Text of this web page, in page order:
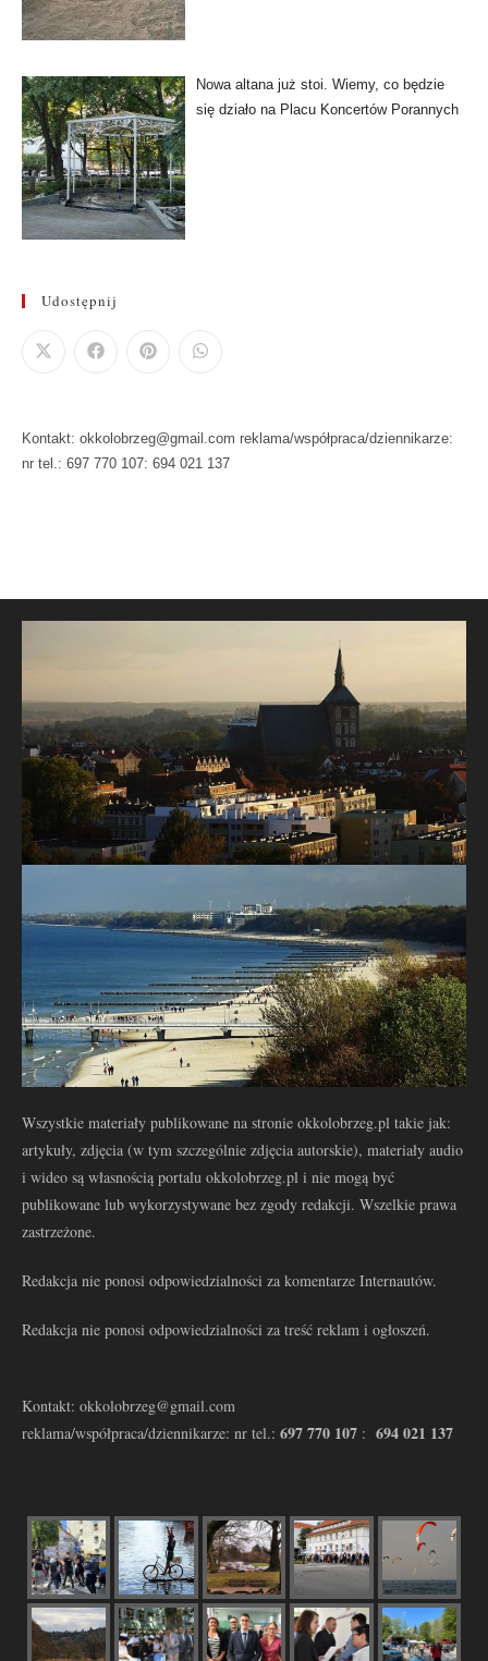
Nowa altana już stoi. Wiemy, co będzie
się działo na Placu Koncertów Porannych
Udostępnij
Kontakt: okkolobrzeg@gmail.com reklama/współpraca/dziennikarze:
nr tel.: 697 770 107: 694 021 137
Wszystkie materiały publikowane na stronie okkolobrzeg.pl takie jak:
artykuły, zdjęcia (w tym szczególnie zdjęcia autorskie), materiały audio
i wideo są własnością portalu okkolobrzeg.pl i nie mogą być
publikowane lub wykorzystywane bez zgody redakcji. Wszelkie prawa
zastrzeżone.
Redakcja nie ponosi odpowiedzialności za komentarze Internautów.
Redakcja nie ponosi odpowiedzialności za treść reklam i ogłoszeń.
Kontakt: okkolobrzeg@gmail.com
reklama/współpraca/dziennikarze: nr tel.: 697 770 107 : 694 021 137